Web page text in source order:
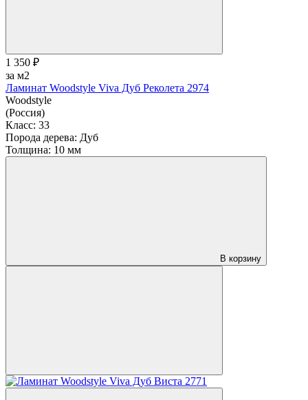
1 350 ₽
за м2
Ламинат Woodstyle Viva Дуб Реколета 2974
Woodstyle
(Россия)
Класс: 33
Порода дерева: Дуб
Толщина: 10 мм
В корзину